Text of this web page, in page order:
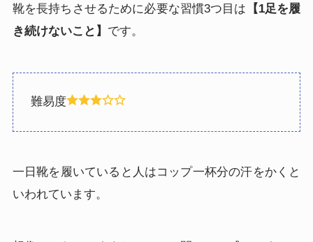
靴を長持ちさせるために必要な習慣3つ目は 【1足を履
き続けないこと】 です。
難易度
一日靴を履いていると人はコップ一杯分の汗をかくと
いわれています。